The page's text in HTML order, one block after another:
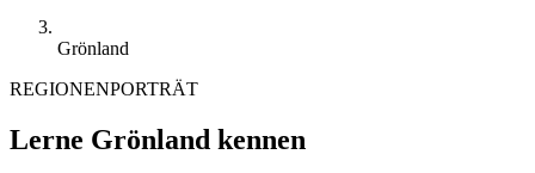
Grönland
REGIONENPORTRÄT
Lerne Grönland kennen